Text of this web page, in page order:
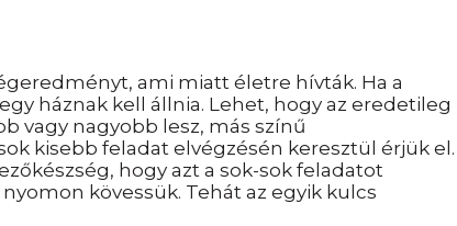
ami miatt életre hívták. Ha a
háznak kell állnia. Lehet, hogy az eredetileg
vagy nagyobb lesz, más színű
kisebb feladat elvégzésén keresztül érjük el.
hogy azt a sok-sok feladatot
kövessük. Tehát az egyik kulcs